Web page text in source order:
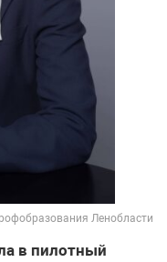
Ленобласти
в пилотный